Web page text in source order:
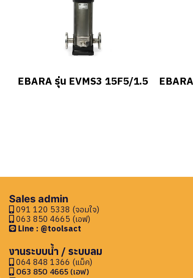
EBARA รุ่น EVMS3 15F5/1.5
Sales admin
091 120 5338 (จอมใจ)
063 850 4665 (เอฟ)
Line : @toolsact
งานระบบน้ำ / ระบบลม
064 848 1366 (แม็ค)
063 850 4665 (เอฟ)